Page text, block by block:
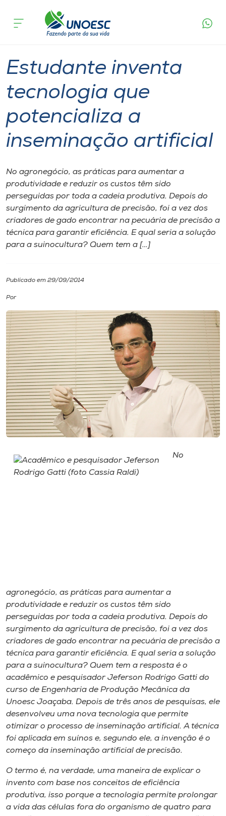
Cursos
Pesquisa
Atendimento ao Estudante
Portal de Ensino
A
Unoesc
Internacionalização
I.nova
Diplomados
Cultura
CPA
Biblioteca
Editora
Rádio
Museu
A+
A-
acontece
Estudante inventa
tecnologia que
potencializa a
inseminação artificial
No agronegócio, as práticas para aumentar a
produtividade e reduzir os custos têm sido
perseguidas por toda a cadeia produtiva. Depois do
surgimento da agricultura de precisão, foi a vez dos
criadores de gado encontrar na pecuária de precisão a
técnica para garantir eficiência. E qual seria a solução
para a suinocultura? Quem tem a […]
Publicado em 29/09/2014
Por
No
agronegócio, as práticas para aumentar a
produtividade e reduzir os custos têm sido
perseguidas por toda a cadeia produtiva. Depois do
surgimento da agricultura de precisão, foi a vez dos
criadores de gado encontrar na pecuária de precisão a
técnica para garantir eficiência. E qual seria a solução
para a suinocultura? Quem tem a resposta é o
acadêmico e pesquisador Jeferson Rodrigo Gatti do
curso de Engenharia de Produção Mecânica da
Unoesc Joaçaba. Depois de três anos de pesquisas, ele
desenvolveu uma nova tecnologia que permite
otimizar o processo de inseminação artificial. A técnica
foi aplicada em suínos e, segundo ele, a invenção é o
começo da inseminação artificial de precisão.
O termo é, na verdade, uma maneira de explicar o
invento com base nos conceitos de eficiência
produtiva, isso porque a tecnologia permite prolongar
a vida das células fora do organismo de quatro para